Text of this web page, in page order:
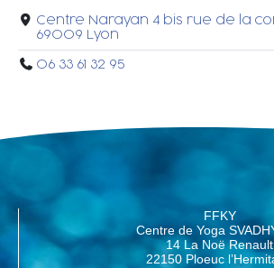
Centre Narayan 4 bis rue de la
69009 Lyon
06 33 61 32 95
FFKY
Centre de Yoga
14 La Noë Renault
22150 Ploeuc